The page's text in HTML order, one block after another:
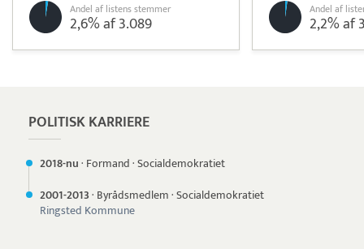
Andel af listens stemmer
2,6% af 3.089
Andel af
2,2% af
POLITISK KARRIERE
2018-nu· Formand·Socialdemokratiet
2001-2013· Byrådsmedlem·Socialdemokratiet
Ringsted Kommune